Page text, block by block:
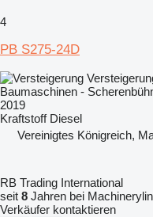
4
PB S275-24D
Baumaschinen -
2019
Kraftstoff Diesel
Vereinigtes Königreich,
RB Trading International
seit 8 Jahren bei
Verkäufer kontaktieren